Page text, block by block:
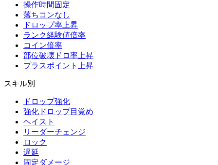
操作時間固定
落ちコンなし
ドロップ率上昇
ランク経験値倍率
コイン倍率
部位破壊ドロ率上昇
プラスポイント上昇
スキル別
ドロップ強化
強化ドロップ目覚め
ヘイスト
リーダーチェンジ
ロック
遅延
固定ダメージ